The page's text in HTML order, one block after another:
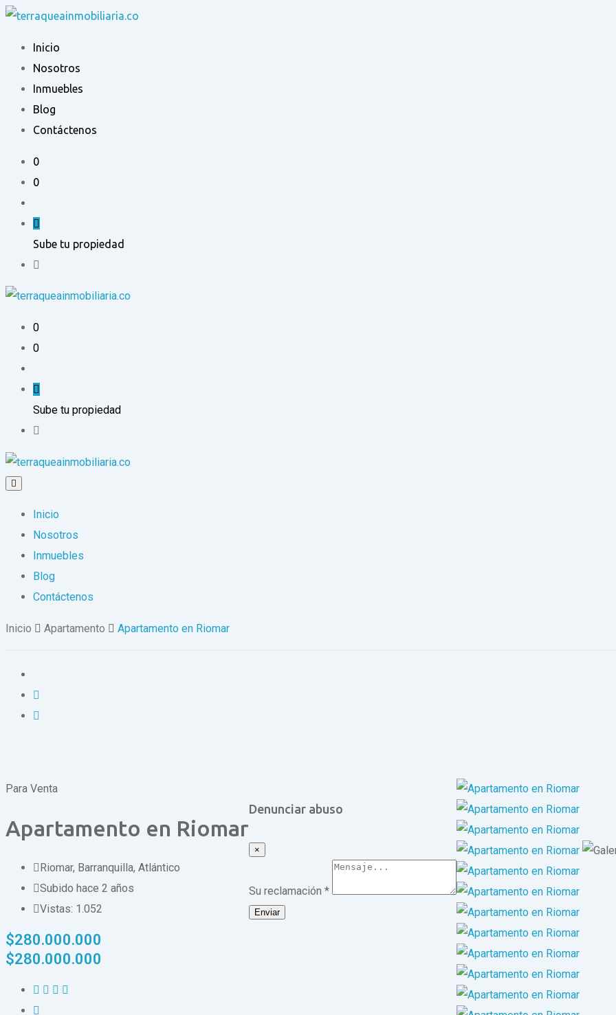
Ir
contenido
Inicio
Nosotros
Inmuebles
Blog
Contáctenos
0
0
Sube tu propiedad
0
0
Sube tu propiedad
Inicio
Nosotros
Inmuebles
Blog
Contáctenos
Inicio Apartamento Apartamento en Riomar
Para Venta
Apartamento en Riomar
Riomar, Barranquilla, Atlántico
Subido hace 2 años
Vistas: 1.052
$280.000.000
$280.000.000
Denunciar abuso
×
Su reclamación *
Enviar